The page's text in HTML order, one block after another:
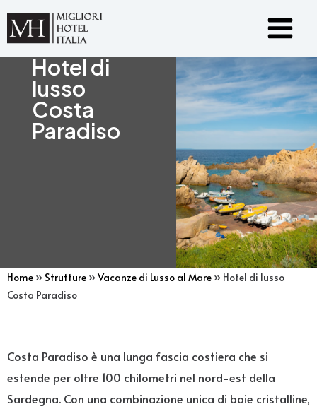
Vai
Main
Menu
Hotel di
lusso
Costa
Paradiso
Home » Strutture »Vacanze di Lusso al Mare » Hotel di lusso
Costa Paradiso
Costa Paradiso è una lunga fascia costiera che si
estende per oltre 100 chilometri nel nord-est della
Sardegna. Con una combinazione unica di baie cristalline,